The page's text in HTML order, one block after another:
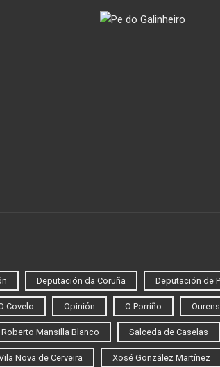
Deputación da Coruña Deputación de
Covelo Opinión O Porriño
Roberto Mansilla Blanco Salceda de Caselas
Nova de Cerveira Xosé González Martínez